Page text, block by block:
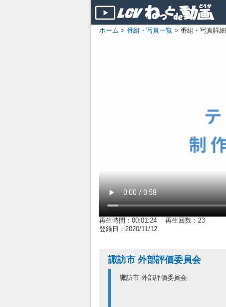
ホーム > 番組・写真一覧 > 番組・写真詳細
再生時間：00:01:24 再生回数：23
登録日：2020/11/12
諏訪市 外部評価委員会
諏訪市 外部評価委員会